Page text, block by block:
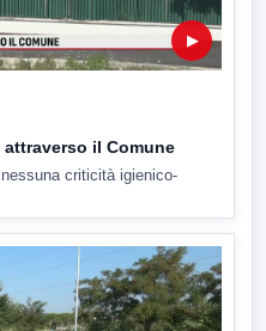
▶
attraverso il Comune
criticità igienico-